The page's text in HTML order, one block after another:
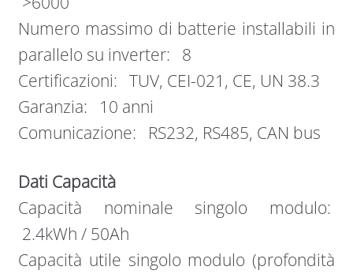
Numero massimo di batterie installabili in
parallelo su inverter: 8
Certificazioni: TUV, CEI-021, CE, UN 38.3
Garanzia: 10 anni
Comunicazione: RS232, RS485, CAN bus
Dati Capacità
Capacità nominale singolo modulo:
2.4kWh / 50Ah
Capacità utile singolo modulo (profondità